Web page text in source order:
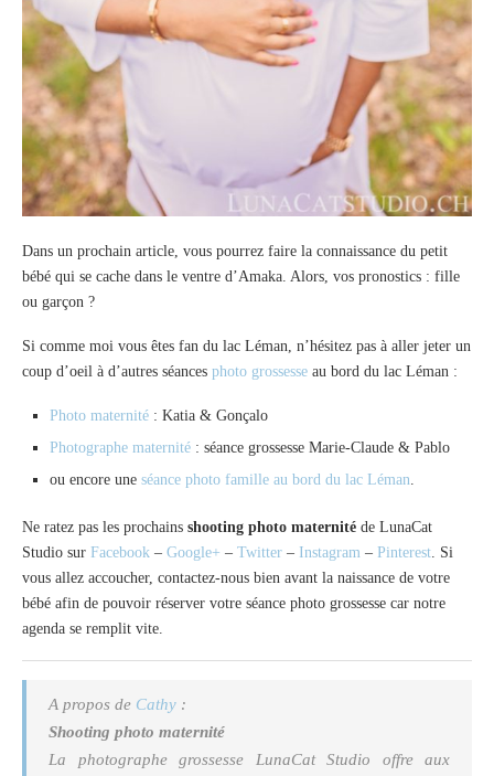
Dans un prochain article, vous pourrez faire la connaissance du petit
bébé qui se cache dans le ventre d’Amaka. Alors, vos pronostics : fille
ou garçon ?
Si comme moi vous êtes fan du lac Léman, n’hésitez pas à aller jeter un
coup d’oeil à d’autres séances photo grossesse au bord du lac Léman :
Photo maternité : Katia & Gonçalo
Photographe maternité : séance grossesse Marie-Claude & Pablo
ou encore une séance photo famille au bord du lac Léman
Ne ratez pas les prochains shooting photo maternité de LunaCat
Studio sur Facebook – Google+ – Twitter – Instagram – Pinterest . Si
vous allez accoucher, contactez-nous bien avant la naissance de votre
bébé afin de pouvoir réserver votre séance photo grossesse car notre
agenda se remplit vite.
A propos de Cathy :
Shooting photo maternité
La photographe grossesse LunaCat Studio offre aux